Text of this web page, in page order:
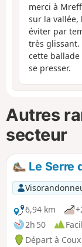
merci à
sur la vallée,
éviter par
très glissant.
cette ballade
se presser.
Autres
secteur
Le Serre
6,94 km
2h 50
Départ à